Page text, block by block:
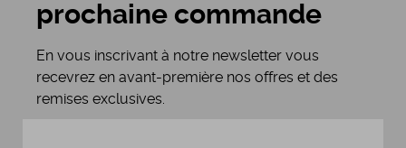
prochaine commande
En vous inscrivant à notre newsletter vous
recevrez en avant-première nos offres et des
remises exclusives.